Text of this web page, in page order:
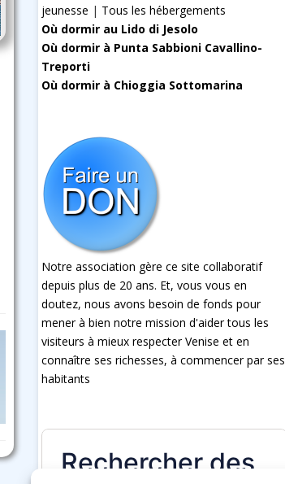
jeunesse | Tous les hébergements
Où dormir au Lido di Jesolo
Où dormir à Punta Sabbioni Cavallino-
Treporti
Où dormir à Chioggia Sottomarina
Notre association gère ce site collaboratif
depuis plus de 20 ans. Et, vous vous en
doutez, nous avons besoin de fonds pour
mener à bien notre mission d'aider tous les
visiteurs à mieux respecter Venise et en
connaître ses richesses, à commencer par ses
habitants